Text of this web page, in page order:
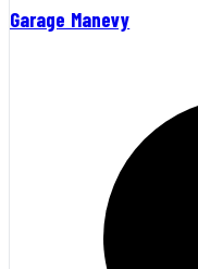
Garage Manevy